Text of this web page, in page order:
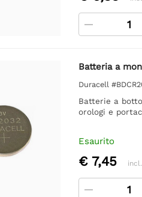
Batteria a
Duracell
Batterie a
orologi e
Esaurito
€ 7,45